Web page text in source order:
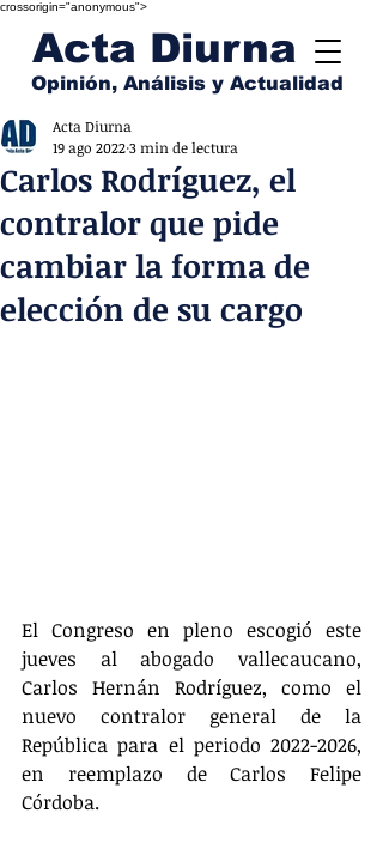
crossorigin="anonymous">
Acta Diurna
Opinión, Análisis y Actualidad
Carlos Rodríguez, el
contralor que pide
cambiar la forma de
elección de su cargo
Acta Diurna
19 ago 20223 min de lectura
El Congreso en pleno escogió este
jueves al abogado vallecaucano,
Carlos Hernán Rodríguez, como el
nuevo contralor general de la
República para el periodo 2022-2026,
en reemplazo de Carlos Felipe
Córdoba.